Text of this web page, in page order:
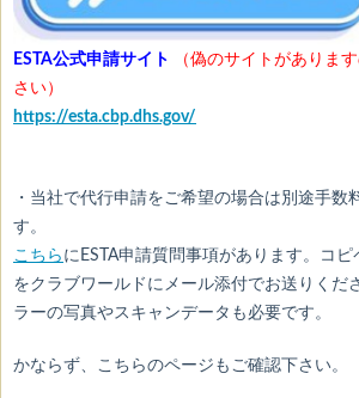
ESTA公式申請サイト
（偽のサイトがありま
さい）
https://esta.cbp.dhs.gov/
・当社で代行申請をご希望の場合は別途手数
す。
こちら にESTA申請質問事項があります。コ
をクラブワールドにメール添付でお送りくだ
ラーの写真やスキャンデータも必要です。
かならず、こちらのページもご確認下さい。